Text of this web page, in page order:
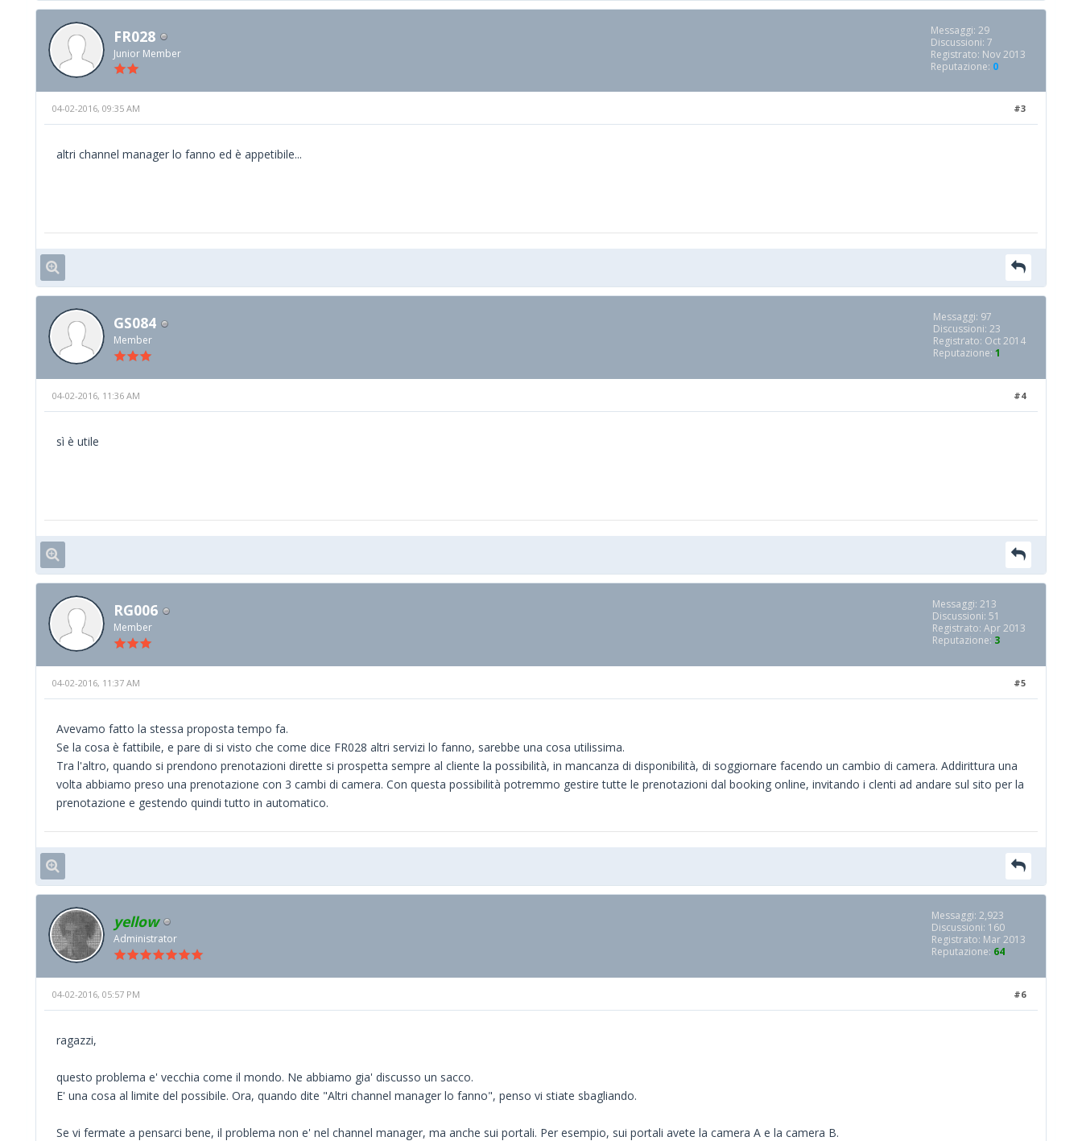
FR028
Junior Member
Messaggi: 29
Discussioni: 7
Registrato: Nov 2013
Reputazione: 0
#3
04-02-2016, 09:35 AM
altri channel manager lo fanno ed è appetibile...
GS084
Member
Messaggi: 97
Discussioni: 23
Registrato: Oct 2014
Reputazione: 1
#4
04-02-2016, 11:36 AM
sì è utile
RG006
Member
Messaggi: 213
Discussioni: 51
Registrato: Apr 2013
Reputazione: 3
#5
04-02-2016, 11:37 AM
Avevamo fatto la stessa proposta tempo fa.
Se la cosa è fattibile, e pare di si visto che come dice FR028 altri servizi lo fanno, sarebbe una cosa utilissima.
Tra l'altro, quando si prendono prenotazioni dirette si prospetta sempre al cliente la possibilità, in mancanza di disponibilità, di soggiornare facendo un cambio di camera. Addirittura una
volta abbiamo preso una prenotazione con 3 cambi di camera. Con questa possibilità potremmo gestire tutte le prenotazioni dal booking online, invitando i clenti ad andare sul sito per la
prenotazione e gestendo quindi tutto in automatico.
yellow
Administrator
Messaggi: 2,923
Discussioni: 160
Registrato: Mar 2013
Reputazione: 64
#6
04-02-2016, 05:57 PM
ragazzi,
questo problema e' vecchia come il mondo. Ne abbiamo gia' discusso un sacco.
E' una cosa al limite del possibile. Ora, quando dite "Altri channel manager lo fanno", penso vi stiate sbagliando.
Se vi fermate a pensarci bene, il problema non e' nel channel manager, ma anche sui portali. Per esempio, sui portali avete la camera A e la camera B.